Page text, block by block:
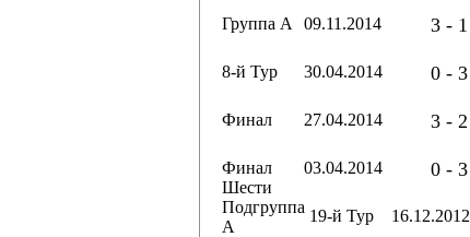
Группа А
09.11.2014 3 - 1
8-й Тур
30.04.2014 0 - 3
Финал
27.04.2014 3 - 2
Финал
Шести
Подгруппа
А
03.04.2014 0 - 3
19-й Тур
16.12.2012